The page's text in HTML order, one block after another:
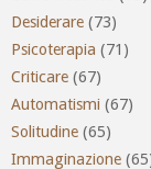
Desiderare (73)
Psicoterapia (71)
Criticare (67)
Automatismi (67)
Solitudine (65)
Immaginazione